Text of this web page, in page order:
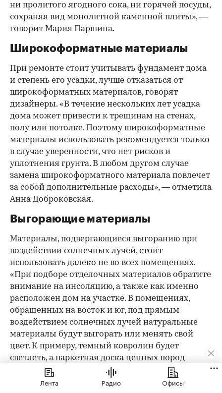
ни пролитого ягодного сока, ни горячей посуды,
сохраняя вид монолитной каменной плиты», —
говорит Мария Паршина.
Широкоформатные материалы
При ремонте стоит учитывать фундамент дома
и степень его усадки, лучше отказаться от
широкоформатных материалов, говорят
дизайнеры. «В течение нескольких лет усадка
дома может привести к трещинам на стенах,
полу или потолке. Поэтому широкоформатные
материалы использовать рекомендуется только
в случае уверенности, что нет рисков и
уплотнения грунта. В любом другом случае
замена широкоформатного материала повлечет
за собой дополнительные расходы», — отметила
Анна Доброковская.
Выгорающие материалы
Материалы, подвергающиеся выгоранию при
воздействии солнечных лучей, стоит
использовать далеко не во всех помещениях.
«При подборе отделочных материалов обратите
внимание на инсоляцию, а также как именно
расположен дом на участке. В помещениях,
обращенных на восток и юг, под прямым
воздействием солнечных лучей натуральные
материалы будут выгорать или менять свой
цвет. К примеру, темный ковролин будет
светлеть, а паркетная доска ценных пород
(американский орех, мербау, вишня или кумару)
будет менять свой цвет», — отметила
Лента Радио Офисы